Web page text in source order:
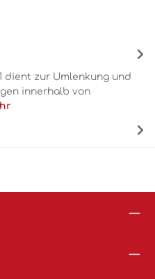
dient zur Umlenkung und
innerhalb von